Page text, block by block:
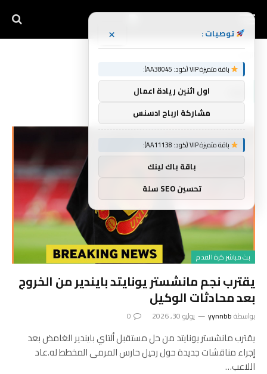
بث مباشر كرة القدم
يقترب نجم مانشستر يونايتد بايندير من الخروج
بعد محادثات الوكيل
بواسطةyynnbb يوليو 30, 2026 0
يقترب مانشستر يونايتد من حل مستقبل ألتاي بايندير الغامض بعد
إجراء مناقشات جديدة حول رحيل حارس المرمى المخطط له.عاد
اللاعب…
توصيات : ×
باقة متميزة VIP (كود: AA38045):
اول اثنين ريادة اعمال
مشاركة ارباح ادسنس
باقة متميزة VIP (كود: AA11138):
باقة باك لينك
تحسين SEO سلة